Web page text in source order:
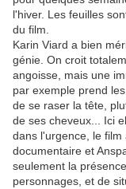
l'hiver. Les feuilles
du film.
Karin Viard a bien
génie. On croit
angoisse, mais une
par exemple prend
de se raser la tête,
de ses cheveux... Ici
dans l'urgence, le
documentaire et
seulement la
personnages, et de